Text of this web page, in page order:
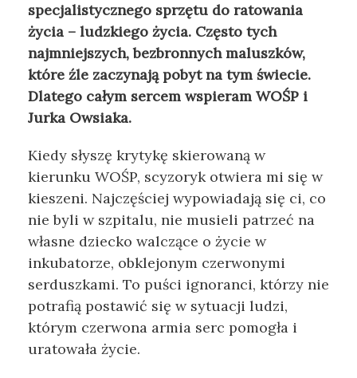
specjalistycznego sprzętu do ratowania
życia – ludzkiego życia. Często tych
najmniejszych, bezbronnych maluszków,
które źle zaczynają pobyt na tym świecie.
Dlatego całym sercem wspieram WOŚP i
Jurka Owsiaka.
Kiedy słyszę krytykę skierowaną w
kierunku WOŚP, scyzoryk otwiera mi się w
kieszeni. Najczęściej wypowiadają się ci, co
nie byli w szpitalu, nie musieli patrzeć na
własne dziecko walczące o życie w
inkubatorze, obklejonym czerwonymi
serduszkami. To puści ignoranci, którzy nie
potrafią postawić się w sytuacji ludzi,
którym czerwona armia serc pomogła i
uratowała życie.